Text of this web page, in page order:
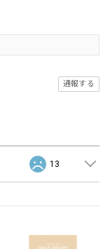
通報する
13